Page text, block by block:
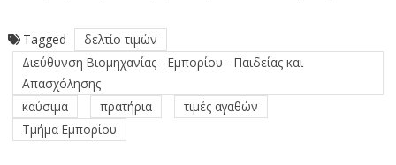
Tagged
δελτίο τιμών
Διεύθυνση Βιομηχανίας - Εμπορίου - Παιδείας και
Απασχόλησης
καύσιμα
πρατήρια
τιμές αγαθών
Τμήμα Εμπορίου